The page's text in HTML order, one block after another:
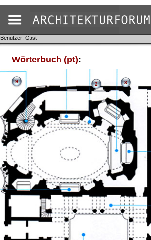
Benutzer: Gast
Wörterbuch (pt):
2 3
9